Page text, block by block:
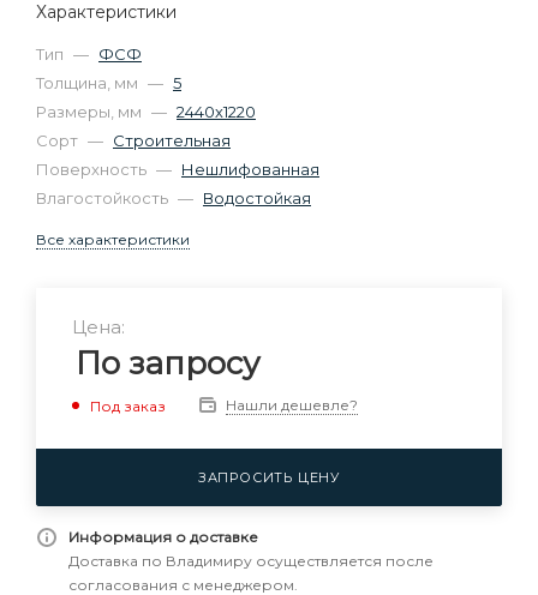
Характеристики
Тип — ФСФ
Толщина, мм — 5
Размеры, мм — 2440х1220
Сорт — Строительная
Поверхность — Нешлифованная
Влагостойкость — Водостойкая
Все характеристики
Цена:
По запросу
Под заказ Нашли дешевле?
ЗАПРОСИТЬ ЦЕНУ
Информация о доставке
Доставка по Владимиру осуществляется после
согласования с менеджером.